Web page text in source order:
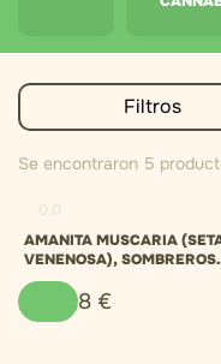
Filtros
Se encontraron 5
AMANITA MUSCARIA
VENENOSA), SOMBREROS
SECOS
8 €